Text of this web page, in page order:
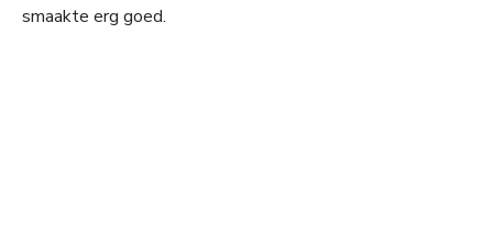
smaakte erg goed.